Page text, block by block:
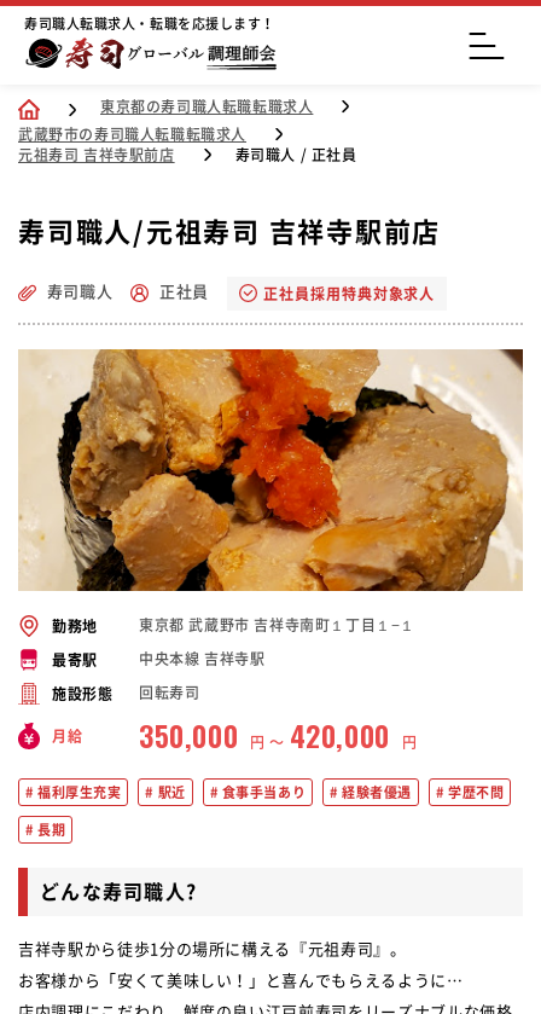
寿司職人転職求人・転職を応援します！
東京都の寿司職人転職転職求人
武蔵野市の寿司職人転職転職求人
元祖寿司 吉祥寺駅前店
寿司職人 / 正社員
寿司職人/元祖寿司 吉祥寺駅前店
寿司職人 正社員 正社員採用特典対象求人
勤務地 東京都 武蔵野市 吉祥寺南町１丁目１−１
最寄駅 中央本線 吉祥寺駅
施設形態 回転寿司
月給 350,000 円 〜 420,000 円
福利厚生充実 駅近 食事手当あり 経験者優遇 学歴不問
長期
どんな寿司職人?
吉祥寺駅から徒歩1分の場所に構える『元祖寿司』。
お客様から「安くて美味しい！」と喜んでもらえるように…